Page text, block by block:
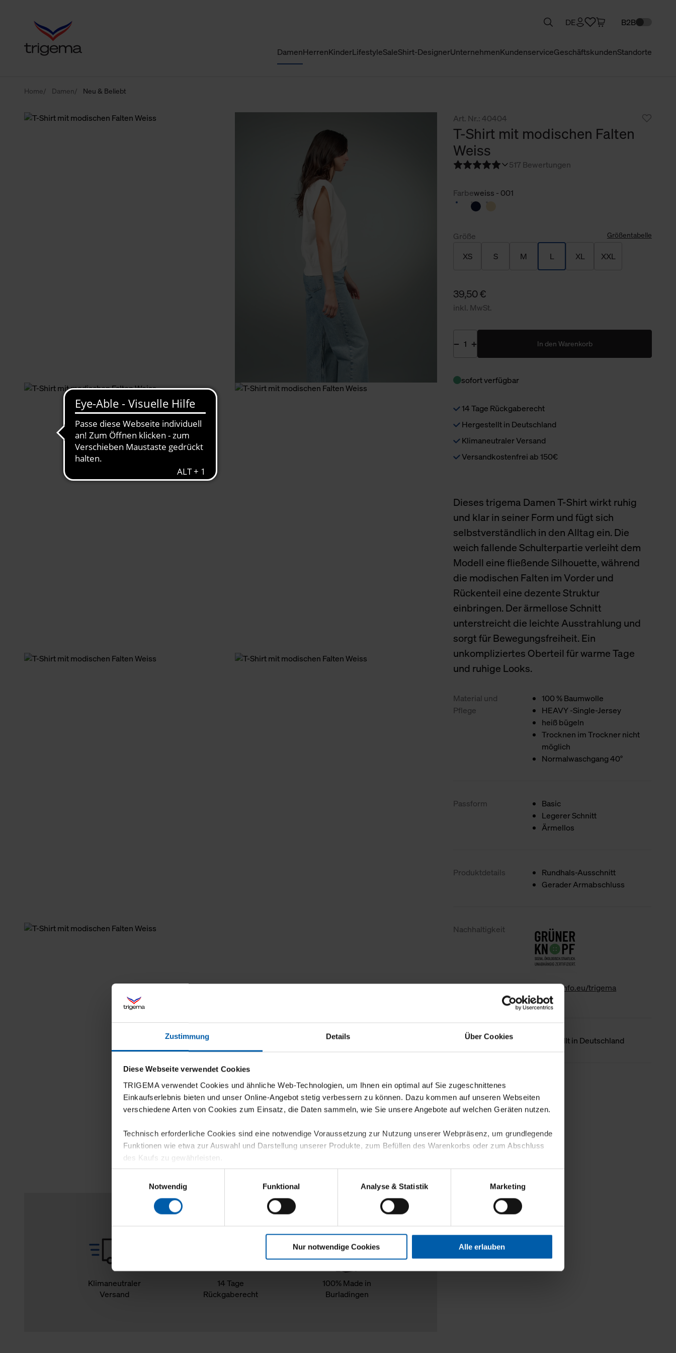
Zustimmung Details Über Cookies
Diese Webseite verwendet Cookies
TRIGEMA verwendet Cookies und ähnliche Web-Technologien, um Ihnen ein optimal auf Sie zugeschnittenes
Einkaufserlebnis bieten und unser Online-Angebot stetig verbessern zu können. Dazu kommen auf unseren Webseiten
verschiedene Arten von Cookies zum Einsatz, die Daten sammeln, wie Sie unsere Angebote auf welchen Geräten nutzen.
Technisch erforderliche Cookies sind eine notwendige Voraussetzung zur Nutzung unserer Webpräsenz, um grundlegende
Funktionen wie etwa zur Auswahl und Darstellung unserer Produkte, zum Befüllen des Warenkorbs oder zum Abschluss
des Kaufs zu gewährleisten.
Für die Darstellung personalisierter Angebote, Anzeigen und Inhalte aufgrund Ihres Nutzerverhaltens und Ihres Profils
sowie für Marketing-, Statistik- und Tracking-Zwecke zur Analyse und Optimierung unserer Webpräsenz speichern wir
personenbezogene Informationen. Diese übermitteln wir in anonymisierter Form an Dritte wie etwa unsere
Klicken Sie auf "Alle erlauben", damit wir alle Cookies und Web-Technologien für Ihr personalisiertes Einkaufserlebnis
verwenden dürfen. Über die jeweiligen Schaltflächen können Sie die Arten der Cookies selbst festlegen, die Sie erlauben
Notwendig
Funktional Analyse & Statistik Marketing
Nur notwendige Cookies Alle erlauben
DamenHerrenKinderLifestyleSaleShirt-DesignerUnternehmenKundenserviceGeschäftskundenStandorte
DE B2B
Home Damen Neu & Beliebt
Klimaneutraler
Versand
14 Tage
Rückgaberecht
100% Made in
Burladingen
Art. Nr.: 40404
T-Shirt mit modischen Falten
Weiss
517 Bewertungen
Farbeweiss - 001
Größe Größentabelle
XS S M L XL XXL
39,50 €
inkl. MwSt.
In den Warenkorb
sofort verfügbar
14 Tage Rückgaberecht
Hergestellt in Deutschland
Klimaneutraler Versand
Versandkostenfrei ab 150€
Dieses trigema Damen T-Shirt wirkt ruhig
und klar in seiner Form und fügt sich
selbstverständlich in den Alltag ein. Die
weich fallende Schulterpartie verleiht dem
Modell eine fließende Silhouette, während
die modischen Falten im Vorder und
Rückenteil eine dezente Struktur
einbringen. Der ärmellose Schnitt
unterstreicht die leichte Ausstrahlung und
sorgt für Bewegungsfreiheit. Ein
unkompliziertes Oberteil für warme Tage
und ruhige Looks.
Material und
Pflege
100 % Baumwolle
HEAVY -Single-Jersey
heiß bügeln
Trocknen im Trockner nicht
möglich
Normalwaschgang 40°
Passform
Basic
Legerer Schnitt
Ärmellos
Produktdetails
Rundhals-Ausschnitt
Gerader Armabschluss
Nachhaltigkeit
www.gk-info.eu/trigema
Ursprungsland Hergestellt in Deutschland
Weniger Details